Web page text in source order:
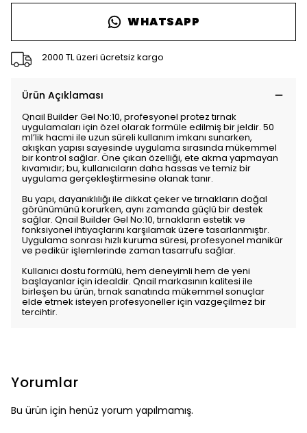
WHATSAPP
2000 TL üzeri ücretsiz kargo
Ürün Açıklaması
Qnail Builder Gel No:10, profesyonel protez tırnak
uygulamaları için özel olarak formüle edilmiş bir jeldir. 50
ml’lik hacmi ile uzun süreli kullanım imkanı sunarken,
akışkan yapısı sayesinde uygulama sırasında mükemmel
bir kontrol sağlar. Öne çıkan özelliği, ete akma yapmayan
kıvamıdır; bu, kullanıcıların daha hassas ve temiz bir
uygulama gerçekleştirmesine olanak tanır.
Bu yapı, dayanıklılığı ile dikkat çeker ve tırnakların doğal
görünümünü korurken, aynı zamanda güçlü bir destek
sağlar. Qnail Builder Gel No:10, tırnakların estetik ve
fonksiyonel ihtiyaçlarını karşılamak üzere tasarlanmıştır.
Uygulama sonrası hızlı kuruma süresi, profesyonel manikür
ve pedikür işlemlerinde zaman tasarrufu sağlar.
Kullanıcı dostu formülü, hem deneyimli hem de yeni
başlayanlar için idealdir. Qnail markasının kalitesi ile
birleşen bu ürün, tırnak sanatında mükemmel sonuçlar
elde etmek isteyen profesyoneller için vazgeçilmez bir
tercihtir.
Yorumlar
Bu ürün için henüz yorum yapılmamış.